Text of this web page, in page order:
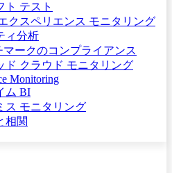
ト テスト
クスペリエンス モニタリング
ィ分析
マークのコンプライアンス
ド クラウド モニタリング
Monitoring
ム BI
ス モニタリング
相関